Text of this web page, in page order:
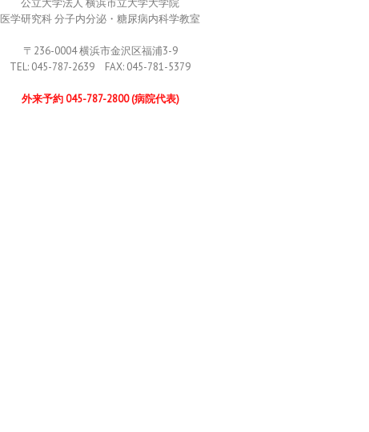
公立大学法人 横浜市立大学大学院
医学研究科 分子内分泌・糖尿病内科学教室
〒236-0004 横浜市金沢区福浦3-9
TEL: 045-787-2639 FAX: 045-781-5379
外来予約 045-787-2800 (病院代表)